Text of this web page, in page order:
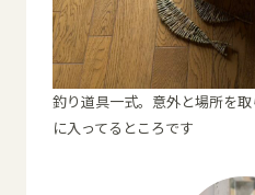
釣り道具一式。意外と場所を
に入ってるところです